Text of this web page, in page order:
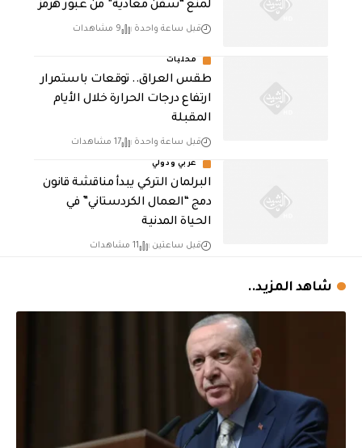
لمنع “سفن معادية” من عبور هرمز
قبل ساعة واحدة 9 مشاهدات
محليات
طقس العراق.. توقعات باستمرار
ارتفاع درجات الحرارة خلال الأيام
المقبلة
قبل ساعة واحدة 17 مشاهدات
عربي ودولي
البرلمان التركي يبدأ مناقشة قانون
دمج “العمال الكردستاني” في
الحياة المدنية
قبل ساعتين 11 مشاهدات
شاهد المزيد..